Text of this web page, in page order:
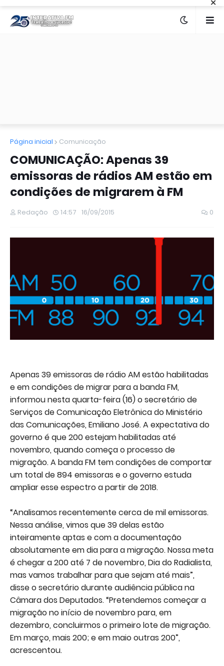
Página inicial Comunicação
COMUNICAÇÃO: Apenas 39
emissoras de rádios AM estão em
condições de migrarem à FM
Redação 14:57 16/09/2015 0
Apenas 39 emissoras de rádio AM estão habilitadas
e em condições de migrar para a banda FM,
informou nesta quarta-feira (16) o secretário de
Serviços de Comunicação Eletrônica do Ministério
das Comunicações, Emiliano José. A expectativa do
governo é que 200 estejam habilitadas até
novembro, quando começa o processo de
migração. A banda FM tem condições de comportar
um total de 894 emissoras e o governo estuda
ampliar esse espectro a partir de 2018.
“Analisamos recentemente cerca de mil emissoras.
Nessa análise, vimos que 39 delas estão
inteiramente aptas e com a documentação
absolutamente em dia para a migração. Nossa meta
é chegar a 200 até 7 de novembro, Dia do Radialista,
mas vamos trabalhar para que sejam até mais”,
disse o secretário durante audiência pública na
Câmara dos Deputados. “Pretendemos começar a
migração no início de novembro para, em
dezembro, concluirmos o primeiro lote de migração.
Em março, mais 200; e em maio outras 200”,
acrescentou.